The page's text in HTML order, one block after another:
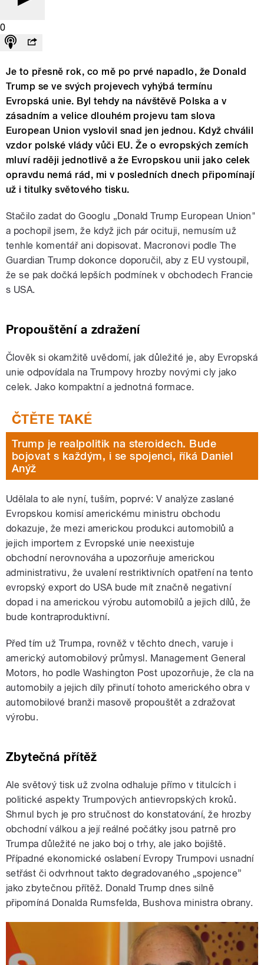
0
Je to přesně rok, co mě po prvé napadlo, že Donald
Trump se ve svých projevech vyhýbá termínu
Evropská unie. Byl tehdy na návštěvě Polska a v
zásadním a velice dlouhém projevu tam slova
European Union vyslovil snad jen jednou. Když chválil
vzdor polské vlády vůči EU. Že o evropských zemích
mluví raději jednotlivě a že Evropskou unii jako celek
opravdu nemá rád, mi v posledních dnech připomínají
už i titulky světového tisku.
Stačilo zadat do Googlu „Donald Trump European Union"
a pochopil jsem, že když jich pár ocituji, nemusím už
tenhle komentář ani dopisovat. Macronovi podle The
Guardian Trump dokonce doporučil, aby z EU vystoupil,
že se pak dočká lepších podmínek v obchodech Francie
s USA.
Propouštění a zdražení
Člověk si okamžitě uvědomí, jak důležité je, aby Evropská
unie odpovídala na Trumpovy hrozby novými cly jako
celek. Jako kompaktní a jednotná formace.
Trump je realpolitik na steroidech. Bude
bojovat s každým, i se spojenci, říká Daniel
Anýž
Udělala to ale nyní, tuším, poprvé: V analýze zaslané
Evropskou komisí americkému ministru obchodu
dokazuje, že mezi americkou produkci automobilů a
jejich importem z Evropské unie neexistuje
obchodní nerovnováha a upozorňuje americkou
administrativu, že uvalení restriktivních opatření na tento
evropský export do USA bude mít značně negativní
dopad i na americkou výrobu automobilů a jejich dílů, že
bude kontraproduktivní.
Před tím už Trumpa, rovněž v těchto dnech, varuje i
americký automobilový průmysl. Management General
Motors, ho podle Washington Post upozorňuje, že cla na
automobily a jejich díly přinutí tohoto amerického obra v
automobilové branži masově propouštět a zdražovat
výrobu.
Zbytečná přítěž
Ale světový tisk už zvolna odhaluje přímo v titulcích i
politické aspekty Trumpových antievropských kroků.
Shrnul bych je pro stručnost do konstatování, že hrozby
obchodní válkou a její reálné počátky jsou patrně pro
Trumpa důležité ne jako boj o trhy, ale jako bojiště.
Případné ekonomické oslabení Evropy Trumpovi usnadní
setřást či odvrhnout takto degradovaného „spojence”
jako zbytečnou přítěž. Donald Trump dnes silně
připomíná Donalda Rumsfelda, Bushova ministra obrany.